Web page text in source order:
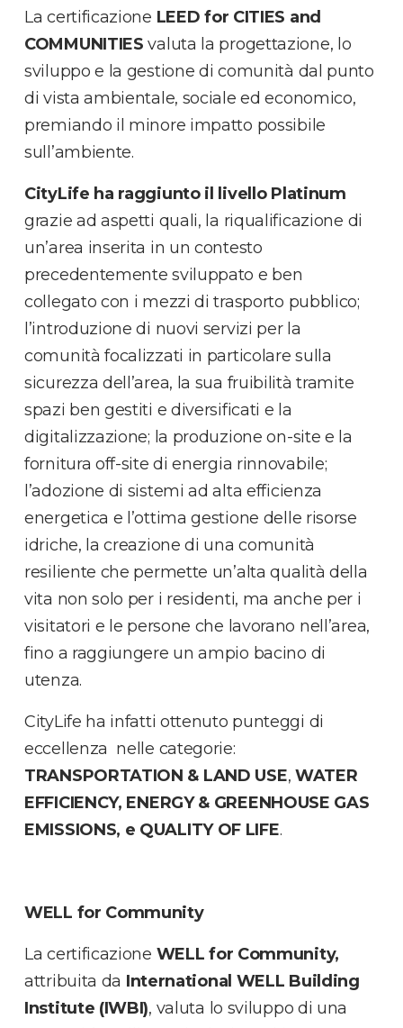
La certificazione LEED for CITIES and
COMMUNITIES valuta la progettazione, lo
sviluppo e la gestione di comunità dal punto
di vista ambientale, sociale ed economico,
premiando il minore impatto possibile
sull’ambiente.
CityLife ha raggiunto il livello Platinum
grazie ad aspetti quali, la riqualificazione di
un’area inserita in un contesto
precedentemente sviluppato e ben
collegato con i mezzi di trasporto pubblico;
l’introduzione di nuovi servizi per la
comunità focalizzati in particolare sulla
sicurezza dell’area, la sua fruibilità tramite
spazi ben gestiti e diversificati e la
digitalizzazione; la produzione on-site e la
fornitura off-site di energia rinnovabile;
l’adozione di sistemi ad alta efficienza
energetica e l’ottima gestione delle risorse
idriche, la creazione di una comunità
resiliente che permette un’alta qualità della
vita non solo per i residenti, ma anche per i
visitatori e le persone che lavorano nell’area,
fino a raggiungere un ampio bacino di
utenza.
CityLife ha infatti ottenuto punteggi di
eccellenza nelle categorie:
TRANSPORTATION & LAND USE, WATER
EFFICIENCY, ENERGY & GREENHOUSE GAS
EMISSIONS, e QUALITY OF LIFE.
WELL for Community
La certificazione WELL for Community,
attribuita da International WELL Building
Institute (IWBI), valuta lo sviluppo di una